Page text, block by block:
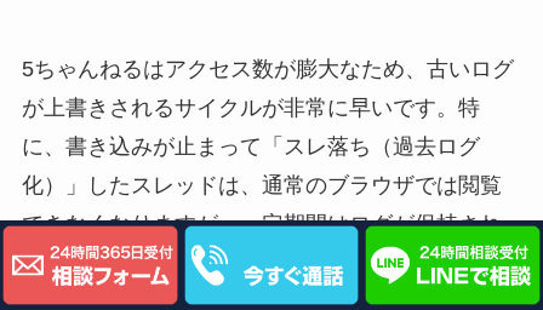
5ちゃんねるはアクセス数が膨大なため、古いログ
が上書きされるサイクルが非常に早いです。特
に、書き込みが止まって「スレ落ち（過去ログ
化）」したスレッドは、通常のブラウザでは閲覧
できなくなりますが、一定期間はログが保持され
ています。ただし、携帯キャリア（docomo、au、
SoftBank等）側のログは投稿から3ヶ月で消去され